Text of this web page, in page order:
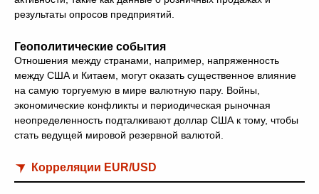
результаты опросов предприятий.
Геополитические события
Отношения между странами, например, напряженность
между США и Китаем, могут оказать существенное влияние
на самую торгуемую в мире валютную пару. Войны,
экономические конфликты и периодическая рыночная
неопределенность подталкивают доллар США к тому, чтобы
стать ведущей мировой резервной валютой.
Корреляции EUR/USD